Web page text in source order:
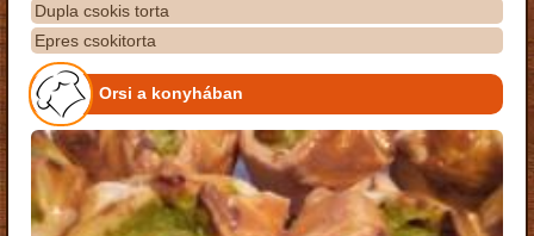
Dupla csokis torta
Epres csokitorta
Orsi a konyhában